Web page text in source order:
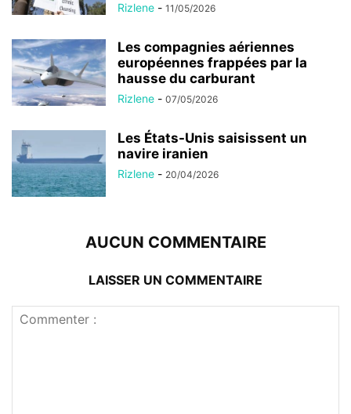
Rizlene - 11/05/2026
Les compagnies aériennes
européennes frappées par la
hausse du carburant
Rizlene - 07/05/2026
Les États-Unis saisissent un
navire iranien
Rizlene - 20/04/2026
AUCUN COMMENTAIRE
LAISSER UN COMMENTAIRE